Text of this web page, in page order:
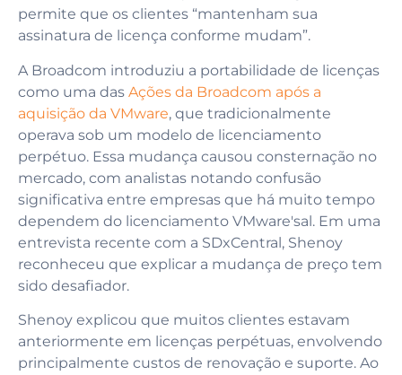
permite que os clientes “mantenham sua
assinatura de licença conforme mudam”.
A Broadcom introduziu a portabilidade de licenças
como uma das Ações da Broadcom após a
aquisição da VMware, que tradicionalmente
operava sob um modelo de licenciamento
perpétuo. Essa mudança causou consternação no
mercado, com analistas notando confusão
significativa entre empresas que há muito tempo
dependem do licenciamento VMware'sal. Em uma
entrevista recente com a SDxCentral, Shenoy
reconheceu que explicar a mudança de preço tem
sido desafiador.
Shenoy explicou que muitos clientes estavam
anteriormente em licenças perpétuas, envolvendo
principalmente custos de renovação e suporte. Ao